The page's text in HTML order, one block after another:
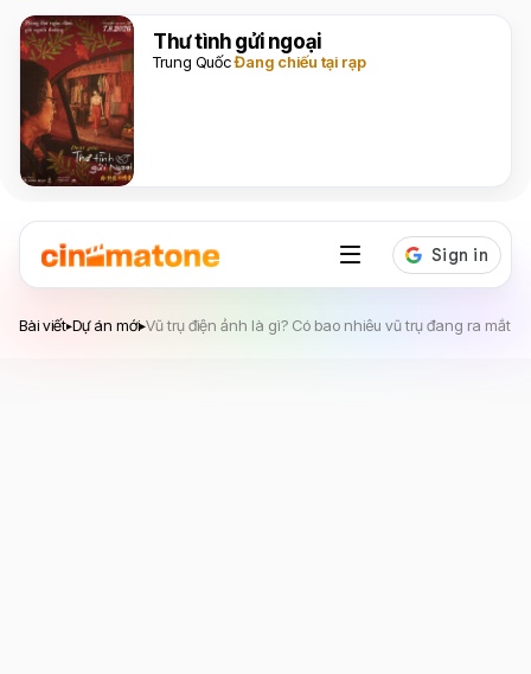
Thư tình gửi ngoại
Trung QuốcĐang chiếu tại rạp
Bài viết▸Dự án mới▸Vũ trụ điện ảnh là gì? Có bao nhiêu vũ trụ đang ra mắt